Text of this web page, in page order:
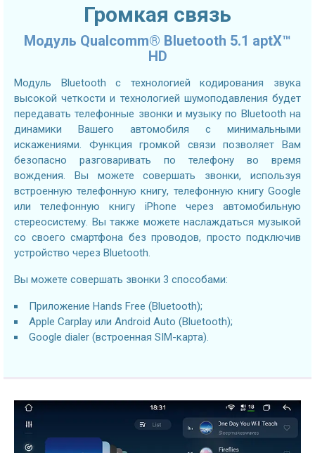
Громкая связь
Модуль Qualcomm® Bluetooth 5.1 aptX™
HD
Модуль Bluetooth с технологией кодирования звука
высокой четкости и технологией шумоподавления будет
передавать телефонные звонки и музыку по Bluetooth на
динамики Вашего автомобиля с минимальными
искажениями. Функция громкой связи позволяет Вам
безопасно разговаривать по телефону во время
вождения. Вы можете совершать звонки, используя
встроенную телефонную книгу, телефонную книгу Google
или телефонную книгу iPhone через автомобильную
стереосистему. Вы также можете наслаждаться музыкой
со своего смартфона без проводов, просто подключив
устройство через Bluetooth.
Вы можете совершать звонки 3 способами:
Приложение Hands Free (Bluetooth);
Apple Carplay или Android Auto (Bluetooth);
Google dialer (встроенная SIM-карта).